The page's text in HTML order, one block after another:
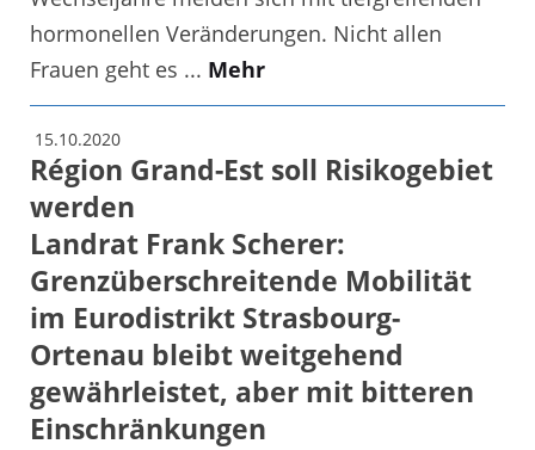
hormonellen Veränderungen. Nicht allen
Frauen geht es ... Mehr
15.10.2020
Région Grand-Est soll Risikogebiet
werden
Landrat Frank Scherer:
Grenzüberschreitende Mobilität
im Eurodistrikt Strasbourg-
Ortenau bleibt weitgehend
gewährleistet, aber mit bitteren
Einschränkungen